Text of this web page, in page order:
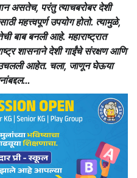
असतेच, परंतु त्याचबरोबर देशी
महत्त्वपूर्ण उपयोग होतो. त्यामुळे,
बाब बनली आहे. महाराष्ट्रात
शासनाने देशी गाईंचे संरक्षण आणि
उचलली आहेत. चला, जाणून घेऊया